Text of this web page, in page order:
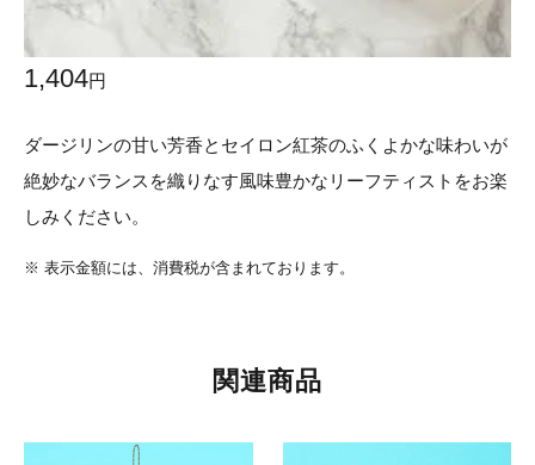
1,404円
ダージリンの甘い芳香とセイロン紅茶のふくよかな味わいが
絶妙なバランスを織りなす風味豊かなリーフティストをお楽
しみください。
※ 表示金額には、消費税が含まれております。
関連商品